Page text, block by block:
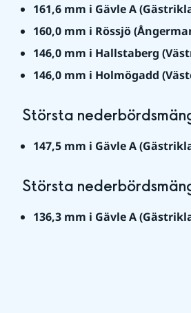
161,6 mm i Gävle A
160,0 mm i Rössjö
146,0 mm i Hallstaberg
146,0 mm i Holmögadd
Största
147,5 mm i Gävle A
Största
136,3 mm i Gävle A